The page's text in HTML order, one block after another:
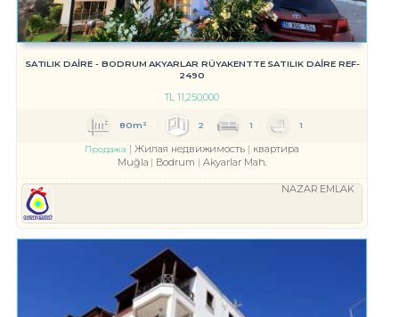
SATILIK DAİRE - BODRUM AKYARLAR RÜYAKENTTE SATILIK DAİRE REF-
2490
TL11,250,000
80m² 2 1 1
Продажа Жилая недвижимость
квартира
Muğla
Bodrum Akyarlar Mah.
NAZAR EMLAK